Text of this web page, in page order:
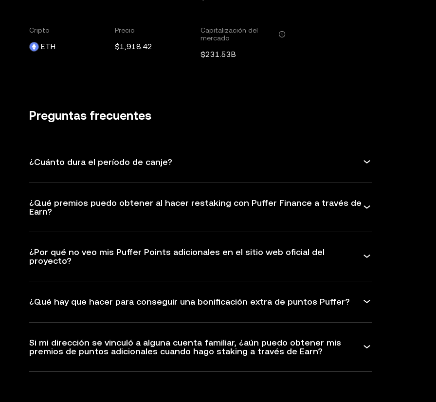
Cripto
ETH
Precio
$1,918.42
Capitalización del
mercado
$231.53B
Preguntas frecuentes
¿Cuánto dura el período de canje?
¿Qué premios puedo obtener al hacer restaking con Puffer Finance a través de
Earn?
¿Por qué no veo mis Puffer Points adicionales en el sitio web oficial del
proyecto?
¿Qué hay que hacer para conseguir una bonificación extra de puntos Puffer?
Si mi dirección se vinculó a alguna cuenta familiar, ¿aún puedo obtener mis
premios de puntos adicionales cuando hago staking a través de Earn?